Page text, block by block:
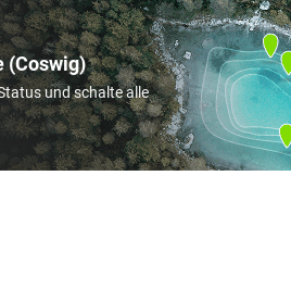
(Coswig)
und schalte alle